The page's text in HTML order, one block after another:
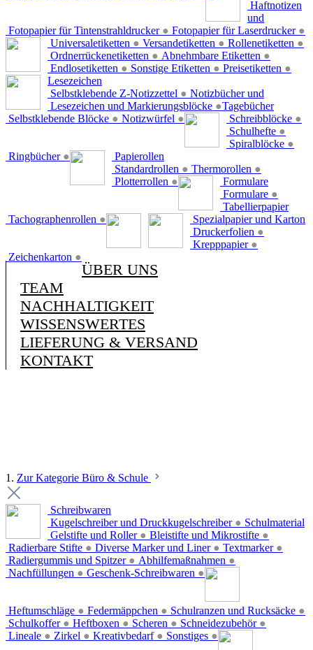
Fotopapier für Tintenstrahldrucker ● Fotopapier für Laserdrucker ●
Universaletiketten ● Versandetiketten ● Rollenetiketten ●
Ordnerrückenetiketten ● Abnehmbare Etiketten ●
Endlosetiketten ● Sonstige Etiketten ● Preisetiketten ●
Haftnotizen
und
Lesezeichen
Selbstklebende Z-Notizzettel ●
Lesezeichen und Markierungsblöcke ●
Selbstklebende Blöcke ● Notizwürfel ●
Notizbücher und
Tagebücher
Schreibblöcke ●
Schulhefte ●
Spiralblöcke ●
Ringbücher ●
Papierollen
Standardrollen ● Thermorollen ●
Plotterrollen ●
Formulare
Formulare ●
Tachographenrollen ●
Tabellierpapier
Spezialpapier und Karton
Druckerfolien ●
Krepppapier ●
Zeichenkarton ●
ÜBER UNS
TEAM
NACHHALTIGKEIT
WISSENSWERTES
LIEFERUNG & VERSAND
KONTAKT
1. Zur Kategorie Büro & Schule
Schreibwaren
Kugelschreiber und Druckkugelschreiber ●
Gelstifte und Roller ● Bleistifte und Mikrostifte ●
Radierbare Stifte ● Diverse Marker und Liner ● Textmarker ●
Radiergummis und Spitzer ● Abhilfemaßnahmen ●
Nachfüllungen ● Geschenk-Schreibwaren ●
Schulmaterial
Heftumschläge ● Federmäppchen ● Schulranzen und Rucksäcke ●
Schulkoffer ● Heftboxen ● Scheren ● Schneidezubehör ●
Lineale ● Zirkel ● Kreativbedarf ● Sonstiges ●